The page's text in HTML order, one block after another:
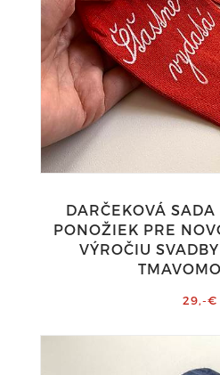
DARČEKOVÁ
PONOŽIEK PRE
VÝROČIU
29,-€